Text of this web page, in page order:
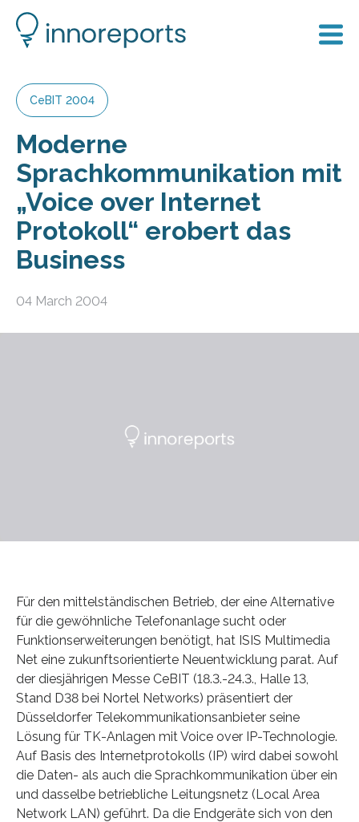
CeBIT 2004
Moderne
Sprachkommunikation mit
„Voice over Internet
Protokoll“ erobert das
Business
04 March 2004
Für den mittelständischen Betrieb, der eine Alternative
für die gewöhnliche Telefonanlage sucht oder
Funktionserweiterungen benötigt, hat ISIS Multimedia
Net eine zukunftsorientierte Neuentwicklung parat. Auf
der diesjährigen Messe CeBIT (18.3.-24.3., Halle 13,
Stand D38 bei Nortel Networks) präsentiert der
Düsseldorfer Telekommunikationsanbieter seine
Lösung für TK-Anlagen mit Voice over IP-Technologie.
Auf Basis des Internetprotokolls (IP) wird dabei sowohl
die Daten- als auch die Sprachkommunikation über ein
und dasselbe betriebliche Leitungsnetz (Local Area
Network LAN) geführt. Da die Endgeräte sich von den